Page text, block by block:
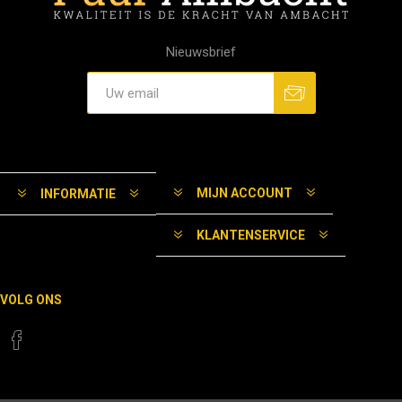
Nieuwsbrief
INFORMATIE MIJN ACCOUNT
KLANTENSERVICE
VOLG ONS